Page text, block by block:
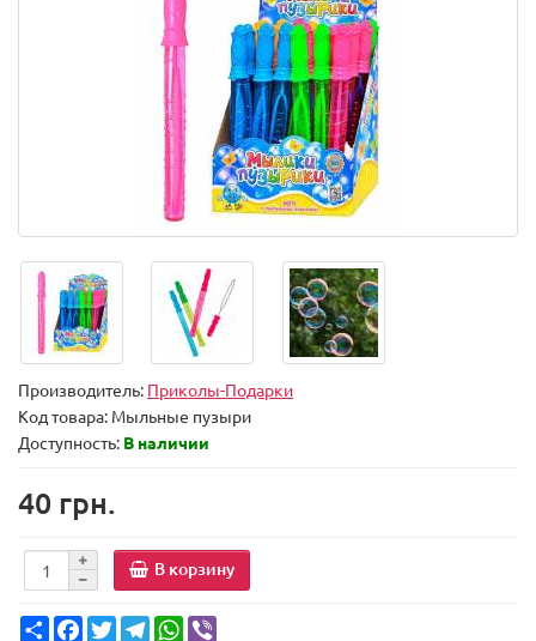
Производитель: Приколы-Подарки
Код товара: Мыльные пузыри
Доступность: В наличии
40 грн.
В корзину
Share FacebookTwitterTelegramWhatsApp